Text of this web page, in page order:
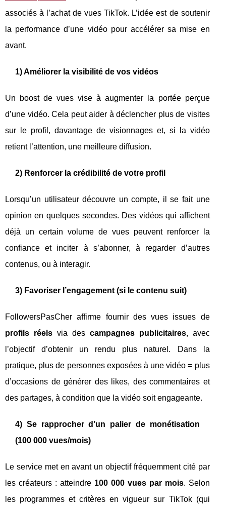
associés à l’achat de vues TikTok. L’idée est de soutenir
la performance d’une vidéo pour accélérer sa mise en
avant.
1) Améliorer la visibilité de vos vidéos
Un boost de vues vise à augmenter la portée perçue
d’une vidéo. Cela peut aider à déclencher plus de visites
sur le profil, davantage de visionnages et, si la vidéo
retient l’attention, une meilleure diffusion.
2) Renforcer la crédibilité de votre profil
Lorsqu’un utilisateur découvre un compte, il se fait une
opinion en quelques secondes. Des vidéos qui affichent
déjà un certain volume de vues peuvent renforcer la
confiance et inciter à s’abonner, à regarder d’autres
contenus, ou à interagir.
3) Favoriser l’engagement (si le contenu suit)
FollowersPasCher affirme fournir des vues issues de
profils réelsvia des campagnes publicitaires, avec
l’objectif d’obtenir un rendu plus naturel. Dans la
pratique, plus de personnes exposées à une vidéo = plus
d’occasions de générer des likes, des commentaires et
des partages, à condition que la vidéo soit engageante.
4) Se rapprocher d’un palier de monétisation
(100 000 vues/mois)
Le service met en avant un objectif fréquemment cité par
les créateurs : atteindre 100 000 vues par mois. Selon
les programmes et critères en vigueur sur TikTok (qui